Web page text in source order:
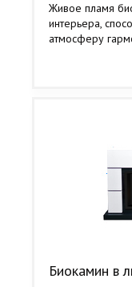
Живое пламя
интерьера,
атмосферу
Биокамин в